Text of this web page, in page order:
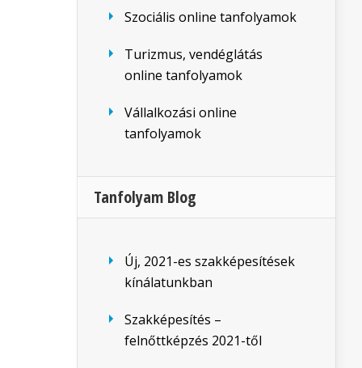
Szociális online tanfolyamok
Turizmus, vendéglátás
online tanfolyamok
Vállalkozási online
tanfolyamok
Tanfolyam Blog
Új, 2021-es szakképesítések
kínálatunkban
Szakképesítés –
felnőttképzés 2021-től